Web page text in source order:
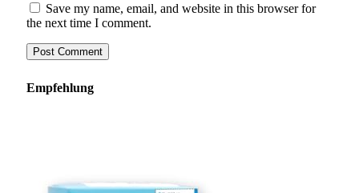
Save my name, email, and website in this browser for
the next time I comment.
Empfehlung